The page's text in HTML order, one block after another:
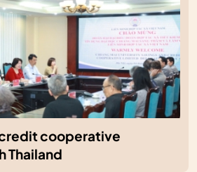
cooperative
Thailand